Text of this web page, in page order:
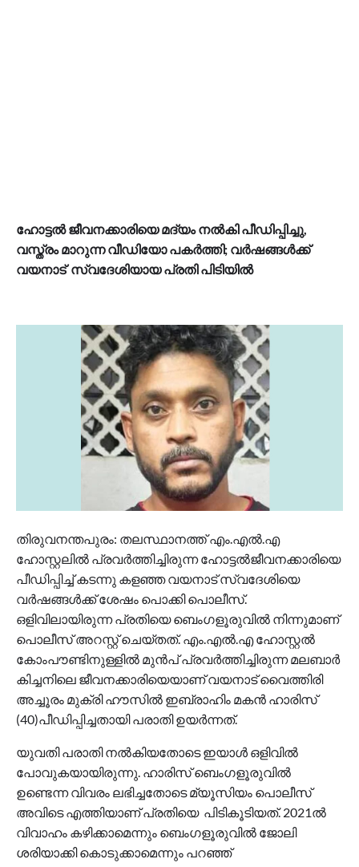
ഹോട്ടൽ ജീവനക്കാരിയെ മദ്യം നൽകി പീഡിപ്പിച്ചു,
വസ്ത്രം മാറുന്ന വീഡിയോ പകർത്തി; വർഷങ്ങൾക്ക്
വയനാട് സ്വദേശിയായ പ്രതി പിടിയിൽ
തിരുവനന്തപുരം: തലസ്ഥാനത്ത് എം.എൽ.എ
ഹോസ്റ്റലിൽ പ്രവർത്തിച്ചിരുന്ന ഹോട്ടൽജീവനക്കാരിയെ
പീഡിപ്പിച്ച് കടന്നു കളഞ്ഞ വയനാട് സ്വദേശിയെ
വർഷങ്ങൾക്ക് ശേഷം പൊക്കി പൊലീസ്.
ഒളിവിലായിരുന്ന പ്രതിയെ ബെംഗളൂരുവിൽ നിന്നുമാണ്
പൊലീസ് അറസ്റ്റ് ചെയ്തത്. എം.എൽ.എ ഹോസ്റ്റൽ
കോംപൗണ്ടിനുള്ളിൽ മുൻപ് പ്രവർത്തിച്ചിരുന്ന മലബാർ
കിച്ചനിലെ ജീവനക്കാരിയെയാണ് വയനാട് വൈത്തിരി
അച്ചൂരം മുക്രി ഹൗസിൽ ഇബ്രാഹിം മകൻ ഹാരിസ്
(40)പീഡിപ്പിച്ചതായി പരാതി ഉയർന്നത്.
യുവതി പരാതി നൽകിയതോടെ ഇയാൾ ഒളിവിൽ
പോവുകയായിരുന്നു. ഹാരിസ് ബെംഗളൂരുവിൽ
ഉണ്ടെന്ന വിവരം ലഭിച്ചതോടെ മ്യൂസിയം പൊലീസ്
അവിടെ എത്തിയാണ് പ്രതിയെ പിടികൂടിയത്. 2021ൽ
വിവാഹം കഴിക്കാമെന്നും ബെംഗളൂരുവിൽ ജോലി
ശരിയാക്കി കൊടുക്കാമെന്നും പറഞ്ഞ്